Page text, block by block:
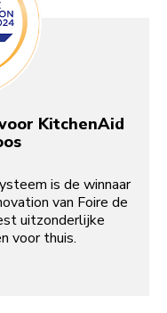
KitchenAid
is de winnaar
van Foire de
uitzonderlijke
voor thuis.